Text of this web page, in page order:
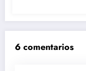
6 comentarios